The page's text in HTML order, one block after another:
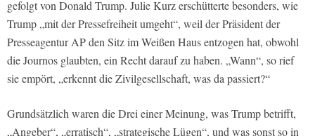
gefolgt von Donald Trump. Julie Kurz erschütterte besonders, wie
Trump „mit der Pressefreiheit umgeht“, weil der Präsident der
Presseagentur AP den Sitz im Weißen Haus entzogen hat, obwohl
die Journos glaubten, ein Recht darauf zu haben. „Wann“, so rief
sie empört, „erkennt die Zivilgesellschaft, was da passiert?“
Grundsätzlich waren die Drei einer Meinung, was Trump betrifft,
„Angeber“, „erratisch“, „strategische Lügen“, und was sonst so in